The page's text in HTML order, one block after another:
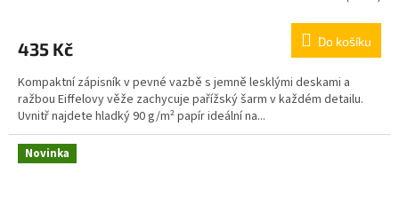
435 Kč Do košíku
Kompaktní zápisník v pevné vazbě s jemně lesklými deskami a
ražbou Eiffelovy věže zachycuje pařížský šarm v každém detailu.
Uvnitř najdete hladký 90 g/m² papír ideální na...
Novinka